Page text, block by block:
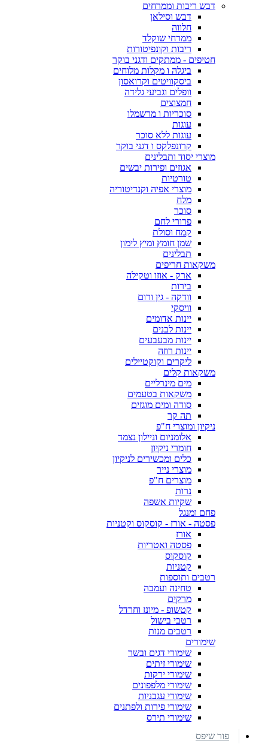
דבש ריבות וממרחים
דבש וסילאן
חלווה
ממרחי שוקלד
ריבות וקונפיטורות
חטיפים - ממתקים ודגני בוקר
ביגלה ו מקלות מלוחים
ביסקוויטים וקרואסון
וופלים וגביעי גלידה
חמצוצים
סוכריות ו מרשמלו
עוגות
עוגות ללא סוכר
קרונפלקס ו דגני בוקר
מוצרי יסוד ותבלינים
אגוזים ופירות יבשים
טורטיות
מוצרי אפיה וקנדיטוריה
מלח
סוכר
פרורי לחם
קמח וסולת
שמן חומץ ומיץ לימון
תבלינים
משקאות חריפים
ארק - אוזו וטקילה
בירות
וודקה - גין ורום
וויסקי
יינות אדומים
יינות לבנים
יינות מבעבעים
יינות רוזה
ליקרים וקוקטיילים
משקאות קלים
מים מינרליים
משקאות בטעמים
סודה ומים מוגזים
תה קר
ניקיון ומוצרי ח"פ
אלומניום וניילון נצמד
חומרי ניקיון
כלים ומכשירים לניקיון
מוצרי נייר
מוצרים ח"פ
נרות
שקיות אשפה
פחם ומנגל
פסטה - אורז - קוסקוס וקטניות
אורז
פסטה ואטריות
קוסקוס
קטניות
רטבים ותוספות
טחינה ועמבה
מרקים
קטשופ - מיונז וחרדל
רטבי בישול
רטבים מנות
שימורים
שימורי דגים ובשר
שימורי זיתים
שימורי ירקות
שימורי מלפפונים
שימורי עגבניות
שימורי פירות ולפתנים
שימורי תירס
פור שיפס